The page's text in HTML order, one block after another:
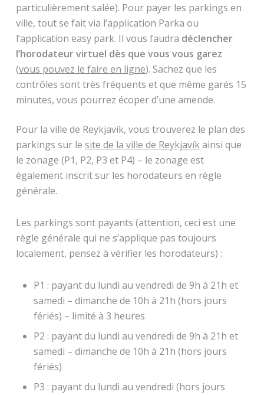
particulièrement salée). Pour payer les parkings en
ville, tout se fait via l’application Parka ou
l’application easy park. Il vous faudra déclencher
l’horodateur virtuel dès que vous vous garez
(vous pouvez le faire en ligne). Sachez que les
contrôles sont très fréquents et que même garés 15
minutes, vous pourrez écoper d’une amende.
Pour la ville de Reykjavík, vous trouverez le plan des
parkings sur le site de la ville de Reykjavíkainsi que
le zonage (P1, P2, P3 et P4) – le zonage est
également inscrit sur les horodateurs en règle
générale.
Les parkings sont payants (attention, ceci est une
règle générale qui ne s’applique pas toujours
localement, pensez à vérifier les horodateurs) :
P1 : payant du lundi au vendredi de 9h à 21h et
samedi – dimanche de 10h à 21h (hors jours
fériés) – limité à 3 heures
P2 : payant du lundi au vendredi de 9h à 21h et
samedi – dimanche de 10h à 21h (hors jours
fériés)
P3 : payant du lundi au vendredi (hors jours